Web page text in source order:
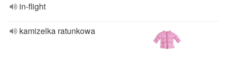
in-flight
kamizelka ratunkowa